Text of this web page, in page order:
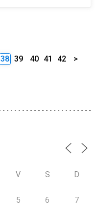
38 39 40 41 42 >
V S D
5 6 7